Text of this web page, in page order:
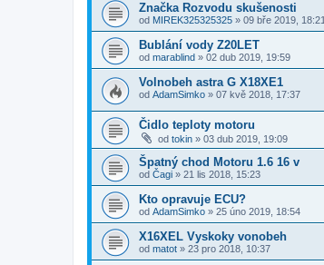
Značka Rozvodu skušenosti
od MIREK325325325 » 09 bře 2019, 18:21
Bublání vody Z20LET
od marablind » 02 dub 2019, 19:59
Volnobeh astra G X18XE1
od AdamSimko » 07 kvě 2018, 17:37
Čidlo teploty motoru
od tokin » 03 dub 2019, 19:09
Špatný chod Motoru 1.6 16 v
od Čagi » 21 lis 2018, 15:23
Kto opravuje ECU?
od AdamSimko » 25 úno 2019, 18:54
X16XEL Vyskoky vonobeh
od matot » 23 pro 2018, 10:37